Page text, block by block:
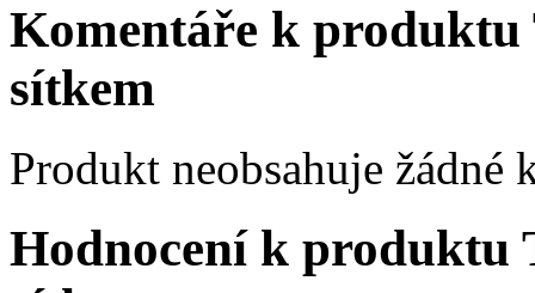
Komentáře k produktu
sítkem
Produkt neobsahuje žádné
Hodnocení k produktu